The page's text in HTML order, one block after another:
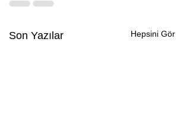
Son Yazılar Hepsini Gör